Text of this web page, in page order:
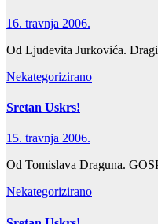
16. travnja 2006.
Od Ljudevita Jurkovića.
Nekategorizirano
Sretan Uskrs!
15. travnja 2006.
Od Tomislava Draguna.
Nekategorizirano